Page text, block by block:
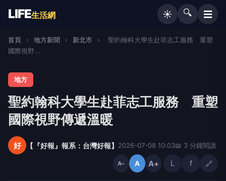
LIFE生活網 ☀️ 🔍 ☰
首頁 › 地方新聞 › 新北市 ›
聖約翰科大學生赴菲志工服務 重塑
國際視野...
地方
聖約翰科大學生赴菲志工服務 重塑
國際視野傳遞溫暖
好 【『好報』報系：台灣好報】 2026-07-08 10:03📖 3 分鐘閱讀
A− A A+ L f 🔗